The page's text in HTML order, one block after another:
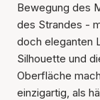
Bewegung des
des Strandes -
doch eleganten
Silhouette und
Oberfläche
einzigartig, als